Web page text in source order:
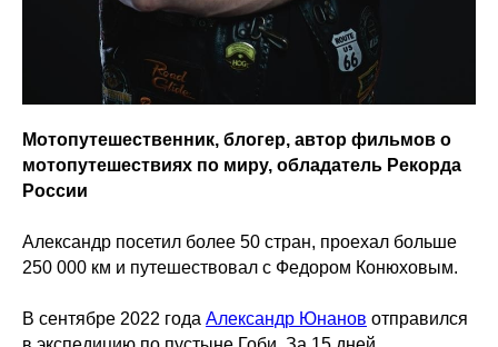
Мотопутешественник, блогер, автор фильмов о
мотопутешествиях по миру, обладатель Рекорда
России
Александр посетил более 50 стран, проехал больше
250 000 км и путешествовал с Федором Конюховым.
В сентябре 2022 года Александр Юнанов отправился